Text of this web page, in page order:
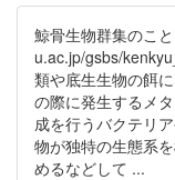
鯨骨生物群集のこ
u.ac.jp/gsbs/
類や底生生物の餌
の際に発生するメ
成を行うバクテリ
物が独特の生態系
めるなどして ...